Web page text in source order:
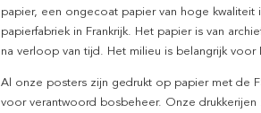
papier, een ongecoat papier van hoge kwaliteit
papierfabriek in Frankrijk. Het papier is van
na verloop van tijd. Het milieu is belangrijk voor
Al onze posters zijn gedrukt op papier met de
voor verantwoord bosbeheer. Onze drukkerijen